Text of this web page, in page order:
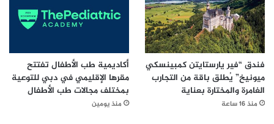
فندق “فير يارستايتن كمبينسكي
ميونيخ” يُطلق باقة من التجارب
الغامرة والمختارة بعناية
منذ 16 ساعة
أكاديمية طب الأطفال تفتتح
مقرها الإقليمي في دبي للتوعية
بمختلف مجالات طب الأطفال
منذ يومين